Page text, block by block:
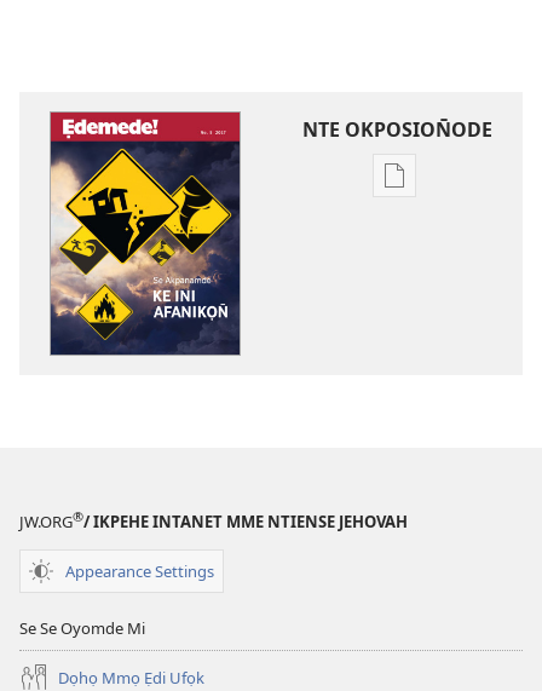
NTE OKPOSION̄ODE
Nte
JW.ORG®/ IKPEHE INTANET MME NTIENSE JEHOVAH
Appearance Settings
Se Se Oyomde Mi
Dọhọ Mmọ Ẹdi Ufọk